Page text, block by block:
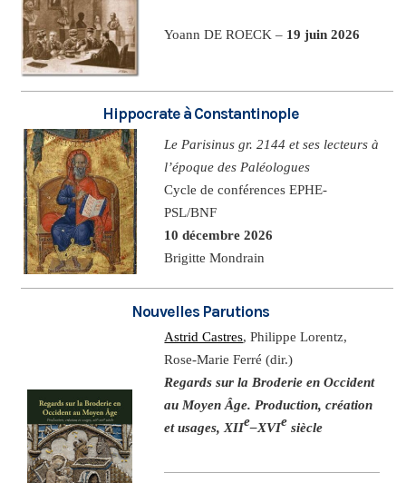
Yoann DE ROECK – 19 juin 2026
Hippocrate à Constantinople
Le Parisinus gr. 2144 et ses lecteurs à
l’époque des Paléologues
Cycle de conférences EPHE-
PSL/BNF
10 décembre 2026
Brigitte Mondrain
Nouvelles Parutions
Astrid Castres, Philippe Lorentz,
Rose-Marie Ferré (dir.)
Regards sur la Broderie en Occident
au Moyen Âge. Production, création
et usages, XIIe–XVIe siècle